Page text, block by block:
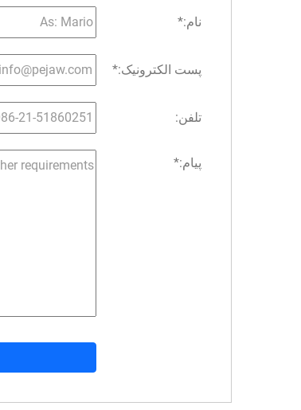
نام:*
پست الکترونیک:*
تلفن:
پیام:*